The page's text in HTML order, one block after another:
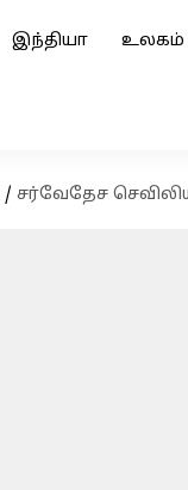
இந்தியா உலகம்
/ சர்வேதேச